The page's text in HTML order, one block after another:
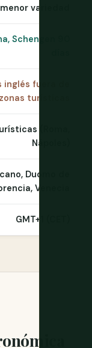
menor variedad
Schengen 90
fuera de
zonas turísticas
(Roma,
Nápoles)
Duomo de
Venecia
GMT+1 (CET)